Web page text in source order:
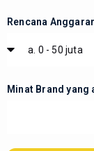
Rencana
Minat Brand yang